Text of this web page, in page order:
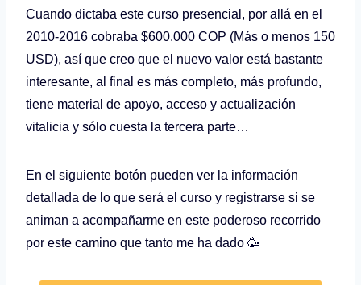
Cuando dictaba este curso presencial, por allá en el
2010-2016 cobraba $600.000 COP (Más o menos 150
USD), así que creo que el nuevo valor está bastante
interesante, al final es más completo, más profundo,
tiene material de apoyo, acceso y actualización
vitalicia y sólo cuesta la tercera parte…
En el siguiente botón pueden ver la información
detallada de lo que será el curso y registrarse si se
animan a acompañarme en este poderoso recorrido
por este camino que tanto me ha dado 🥳